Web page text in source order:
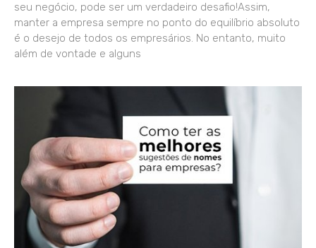
seu negócio, pode ser um verdadeiro desafio!Assim,
manter a empresa sempre no ponto do equilíbrio absoluto
é o desejo de todos os empresários. No entanto, muito
além de vontade e alguns